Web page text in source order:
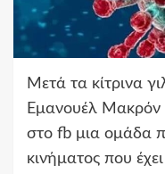
Μετά τα κίτρινα
Εμανουέλ Μακρόν
στο fb μια ομάδα
κινήματος που